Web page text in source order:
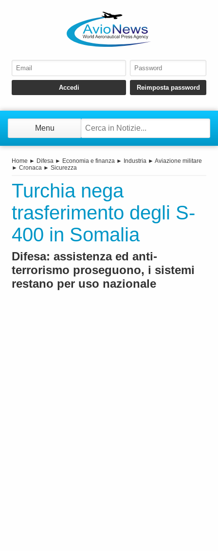
Menu
Home ► Difesa ► Economia e finanza ► Industria ► Aviazione militare
► Cronaca ► Sicurezza
Turchia nega
trasferimento degli S-
400 in Somalia
Difesa: assistenza ed anti-
terrorismo proseguono, i sistemi
restano per uso nazionale